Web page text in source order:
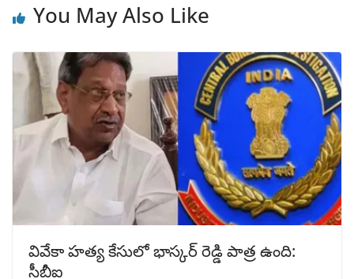
You May Also Like
వివేకా హత్య కేసులో భాస్కర్ రెడ్డి పాత్ర ఉంది:
సీబీఐ